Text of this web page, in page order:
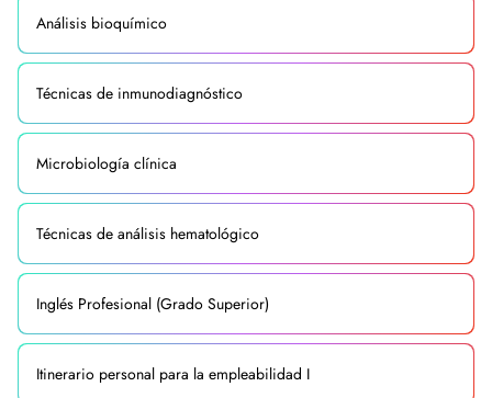
Análisis bioquímico
Técnicas de inmunodiagnóstico
Microbiología clínica
Técnicas de análisis hematológico
Inglés Profesional (Grado Superior)
Itinerario personal para la empleabilidad I